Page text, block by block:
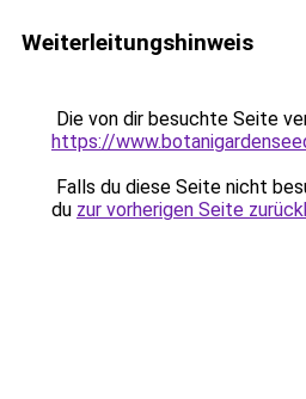
Weiterleitungshinweis
Die von dir besuchte Seite
https://
Falls du diese Seite nicht
du zur vorherigen Seite